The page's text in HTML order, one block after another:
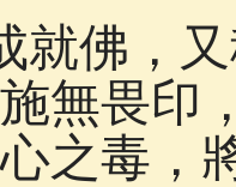
就佛，
無畏印
之毒，